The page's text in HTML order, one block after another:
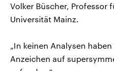
Volker Büscher, Professor
Universität Mainz.
„In keinen Analysen
Anzeichen auf